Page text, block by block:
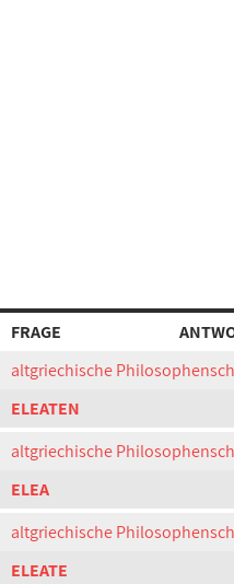
FRAGE
altgriechische
ELEATEN
altgriechische
ELEA
altgriechische
ELEATE